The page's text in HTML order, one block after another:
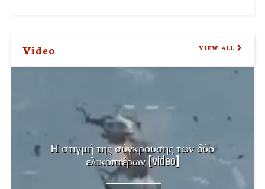
Video VIEW ALL
Η στιγμή της σύγκρουσης των δύο
ελικοπτέρων [video]